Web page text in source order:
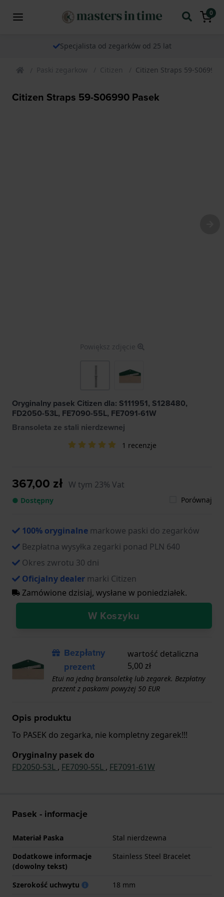
0
Specjalista od zegarków od 25 lat
Paski zegarkow Citizen Citizen Straps 59-S06990
Citizen Straps 59-S06990 Pasek
Powiększ zdjęcie
Oryginalny pasek Citizen dla: S111951, S128480,
FD2050-53L, FE7090-55L, FE7091-61W
Bransoleta ze stali nierdzewnej
1 recenzje
367,00 zł W tym 23% Vat
● Dostępny Porównaj
100% oryginalne markowe paski do zegarków
Bezpłatna wysyłka zegarki ponad PLN 640
Okres zwrotu 30 dni
Oficjalny dealer marki Citizen
Zamówione dzisiaj, wysłane w poniedziałek.
W Koszyku
Bezpłatny
prezent
wartość detaliczna
5,00 zł
Etui na jedną bransoletkę lub zegarek. Bezpłatny
prezent z paskami powyżej 50 EUR
Opis produktu
To PASEK do zegarka, nie kompletny zegarek!!!
Oryginalny pasek do
FD2050-53L , FE7090-55L , FE7091-61W
Pasek - informacje
Materiał Paska
Stal nierdzewna
Dodatkowe informacje
(dowolny tekst)
Stainless Steel Bracelet
Szerokość uchwytu 18 mm